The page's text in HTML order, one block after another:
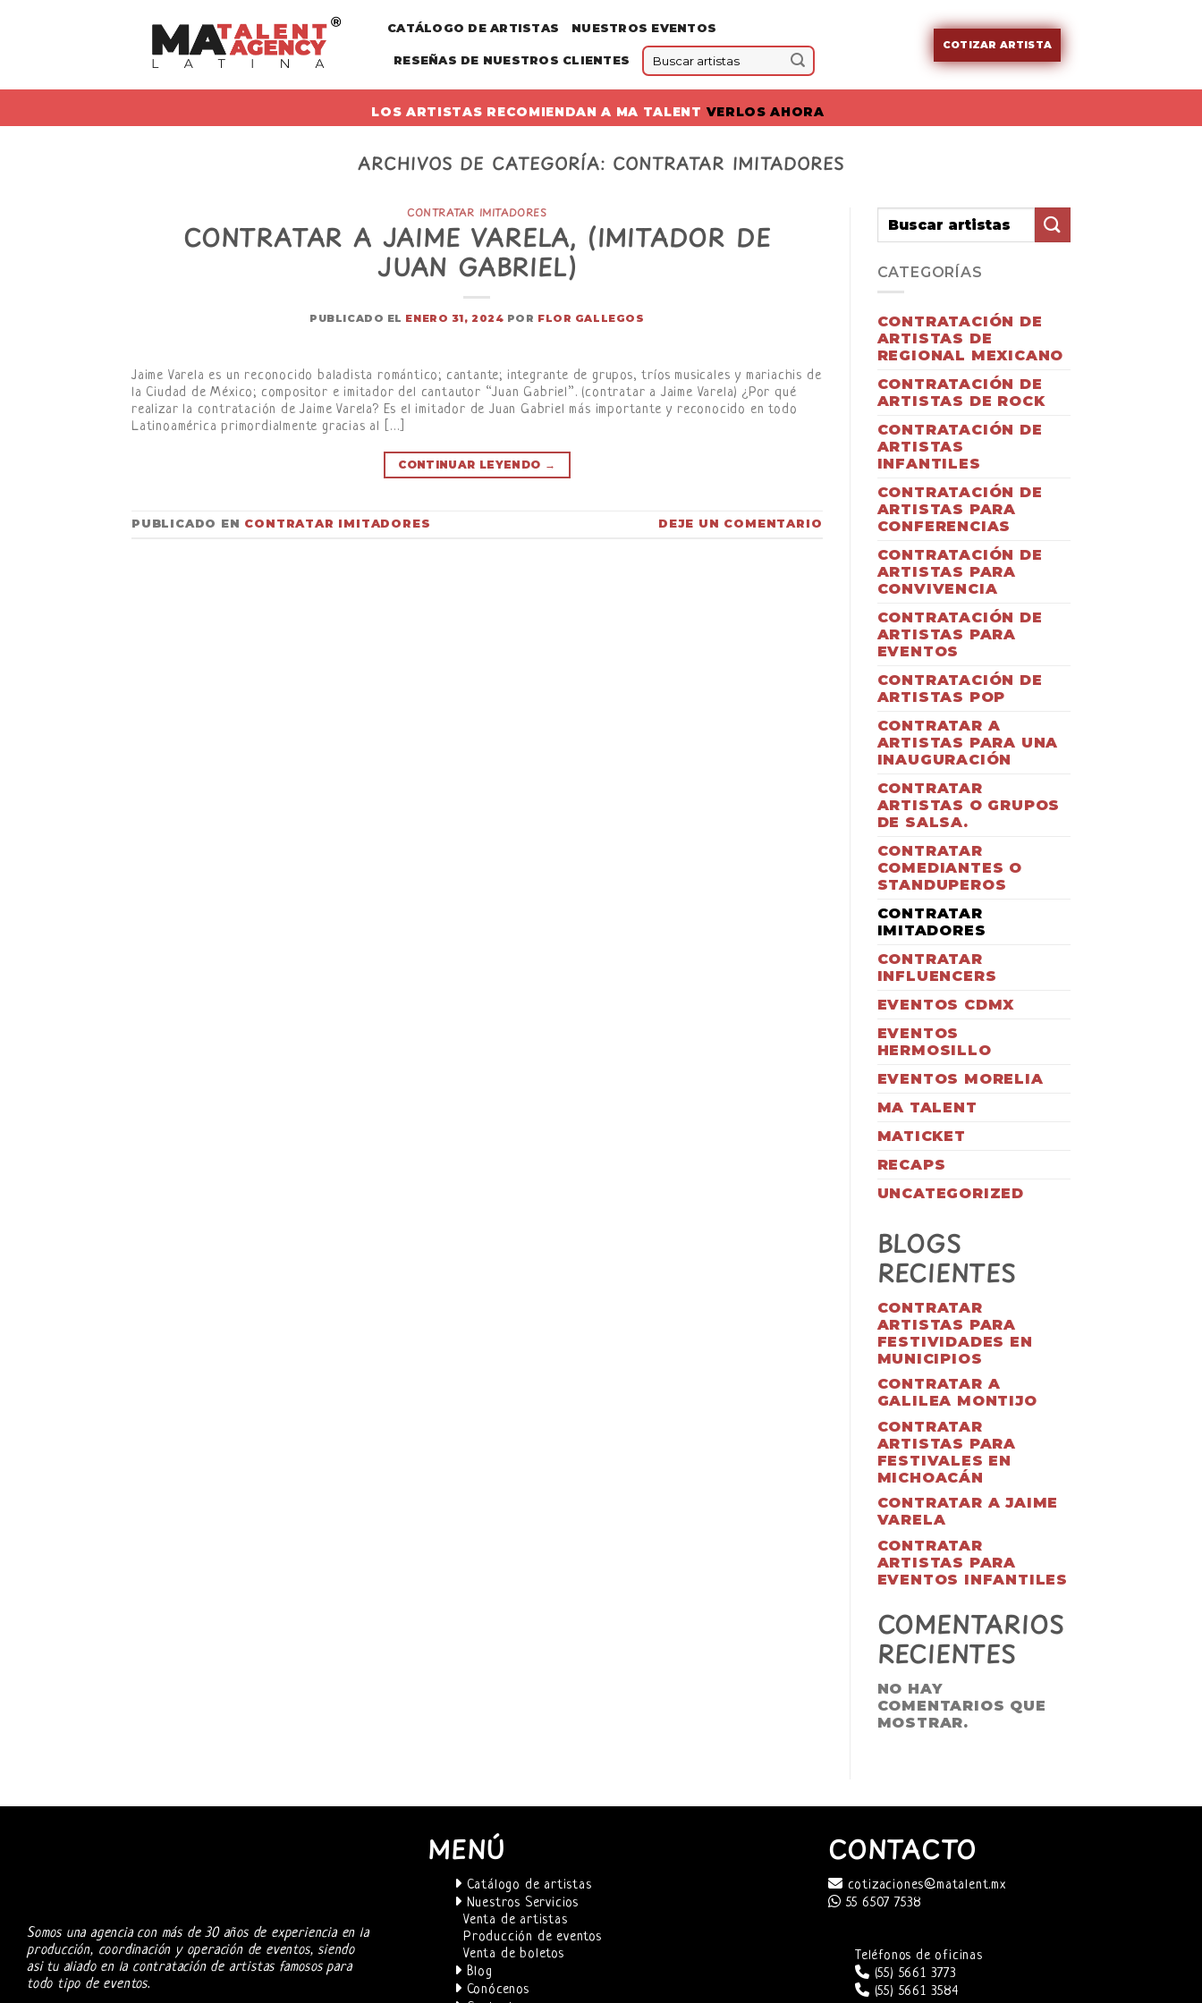
CATÁLOGO DE ARTISTAS NUESTROS EVENTOS
RESEÑAS DE NUESTROS CLIENTES
COTIZAR ARTISTA
LOS ARTISTAS RECOMIENDAN A MA TALENT VERLOS AHORA
ARCHIVOS DE CATEGORÍA: CONTRATAR IMITADORES
CONTRATAR IMITADORES
CONTRATAR A JAIME VARELA, (IMITADOR DE
JUAN GABRIEL)
PUBLICADO EL ENERO 31, 2024 POR FLOR GALLEGOS
Jaime Varela es un reconocido baladista romántico; cantante; integrante de grupos, tríos musicales y mariachis de
la Ciudad de México; compositor e imitador del cantautor “Juan Gabriel”. (contratar a Jaime Varela) ¿Por qué
realizar la contratación de Jaime Varela? Es el imitador de Juan Gabriel más importante y reconocido en todo
Latinoamérica primordialmente gracias al […]
CONTINUAR LEYENDO →
PUBLICADO EN CONTRATAR IMITADORES DEJE UN COMENTARIO
CATEGORÍAS
CONTRATACIÓN DE
ARTISTAS DE
REGIONAL MEXICANO
CONTRATACIÓN DE
ARTISTAS DE ROCK
CONTRATACIÓN DE
ARTISTAS
INFANTILES
CONTRATACIÓN DE
ARTISTAS PARA
CONFERENCIAS
CONTRATACIÓN DE
ARTISTAS PARA
CONVIVENCIA
CONTRATACIÓN DE
ARTISTAS PARA
EVENTOS
CONTRATACIÓN DE
ARTISTAS POP
CONTRATAR A
ARTISTAS PARA UNA
INAUGURACIÓN
CONTRATAR
ARTISTAS O GRUPOS
DE SALSA.
CONTRATAR
COMEDIANTES O
STANDUPEROS
CONTRATAR
IMITADORES
CONTRATAR
INFLUENCERS
EVENTOS CDMX
EVENTOS
HERMOSILLO
EVENTOS MORELIA
MA TALENT
MATICKET
RECAPS
UNCATEGORIZED
BLOGS
RECIENTES
CONTRATAR
ARTISTAS PARA
FESTIVIDADES EN
MUNICIPIOS
CONTRATAR A
GALILEA MONTIJO
CONTRATAR
ARTISTAS PARA
FESTIVALES EN
MICHOACÁN
CONTRATAR A JAIME
VARELA
CONTRATAR
ARTISTAS PARA
EVENTOS INFANTILES
COMENTARIOS
RECIENTES
NO HAY
COMENTARIOS QUE
MOSTRAR.
Somos una agencia con más de 30 años de experiencia en la
producción, coordinación y operación de eventos, siendo
asi tu aliado en la contratación de artistas famosos para
todo tipo de eventos.
MENÚ
Catálogo de artistas
Nuestros Servicios
Venta de artistas
Producción de eventos
Venta de boletos
Blog
Conócenos
CONTACTO
cotizaciones@matalent.mx
55 6507 7538
Teléfonos de oficinas
(55) 5661 3773
(55) 5661 3584